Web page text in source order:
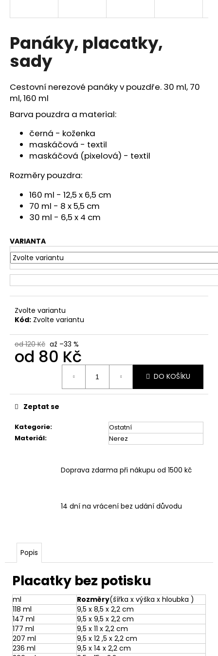
Panáky, placatky,
sady
Cestovní nerezové panáky v pouzdře. 30 ml, 70
ml, 160 ml
Barva pouzdra a material:
černá - koženka
maskáčová - textil
maskáčová (pixelová) - textil
Rozměry pouzdra:
160 ml - 12,5 x 6,5 cm
70 ml - 8 x 5,5 cm
30 ml - 6,5 x 4 cm
VARIANTA
Zvolte variantu
Kód: Zvolte variantu
od 120 Kč až –33 %
od 80 Kč
DO KOŠÍKU
Kategorie:
Ostatní
Materiál: Nerez
Zeptat se
Doprava zdarma při nákupu od 1500 kč
14 dní na vrácení bez udání důvodu
Popis
Placatky bez potisku
ml Rozměry(šířka x výška x hloubka )
118 ml
9,5 x 8,5 x 2,2 cm
147 ml
9,5 x 9,5 x 2,2 cm
177 ml
9,5 x 11 x 2,2 cm
207 ml
9,5 x 12 ,5 x 2,2 cm
236 ml
9,5 x 14 x 2,2 cm
í
t
?
HLEDAT